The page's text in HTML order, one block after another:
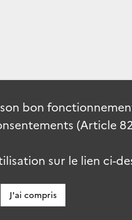
bon
(Article
sur le lien ci-
J'ai compris